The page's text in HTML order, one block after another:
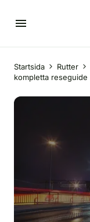
Startsida Rutter
kompletta reseguide